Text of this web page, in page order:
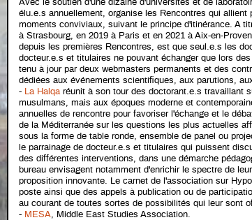
Avec le soutien d'une dizaine d'universités et de
élu.e.s annuellement, organise les Rencontres qui
moments conviviaux, suivant le principe d'itinérance. A
à Strasbourg, en 2019 à Paris et en 2021 à Aix-en-
depuis les premières Rencontres, est que seul.e.s les
docteur.e.s et titulaires ne pouvant échanger que lors
tenu à jour par deux webmasters permanents et des
dédiées aux événements scientifiques, aux parutions,
- La Halqaréunit à son tour des doctorant.e.s travaillant
musulmans, mais aux époques moderne et
annuelles de rencontre pour favoriser l'échange et le
de la Méditerranée sur les questions les plus actuelles
sous la forme de table ronde, ensemble de panel ou
le parrainage de docteur.e.s et titulaires qui puissent
des différentes interventions, dans une démarche
bureau envisagent notamment d'enrichir le spectre de
proposition innovante. Le carnet de l'association sur
poste ainsi que des appels à publication ou de
au courant de toutes sortes de possibilités qui leur sont
- MESA, Middle East Studies Association.